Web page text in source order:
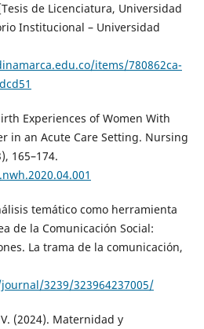
de Licenciatura, Universidad
Institucional – Universidad
items/780862ca-
Experiences of Women With
in an Acute Care Setting. Nursing
165–174.
temático como herramienta
de la Comunicación Social:
La trama de la comunicación,
3239/323964237005/
(2024). Maternidad y